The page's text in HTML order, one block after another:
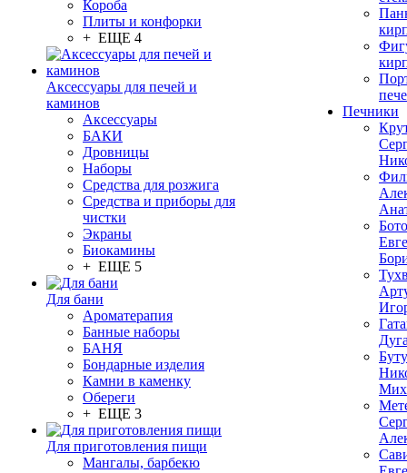
Короба
Плиты и конфорки
+ ЕЩЕ 4
Аксессуары для печей и
каминов
Аксессуары
БАКИ
Дровницы
Наборы
Средства для розжига
Средства и приборы для
чистки
Экраны
Биокамины
+ ЕЩЕ 5
Для бани
Ароматерапия
Банные наборы
БАНЯ
Бондарные изделия
Камни в каменку
Обереги
+ ЕЩЕ 3
Для приготовления пищи
Мангалы, барбекю
Печники